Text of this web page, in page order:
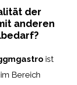
der
anderen
ist
Bereich